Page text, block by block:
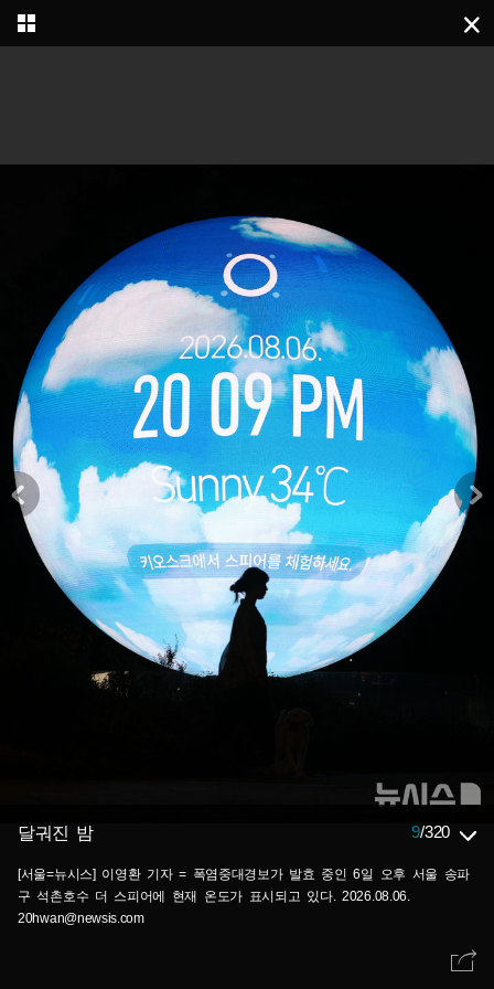
달궈진 밤 9/320
[서울=뉴시스] 이영환 기자 = 폭염중대경보가 발효 중인 6일 오후 서울 송파
구 석촌호수 더 스피어에 현재 온도가 표시되고 있다. 2026.08.06.
20hwan@newsis.com